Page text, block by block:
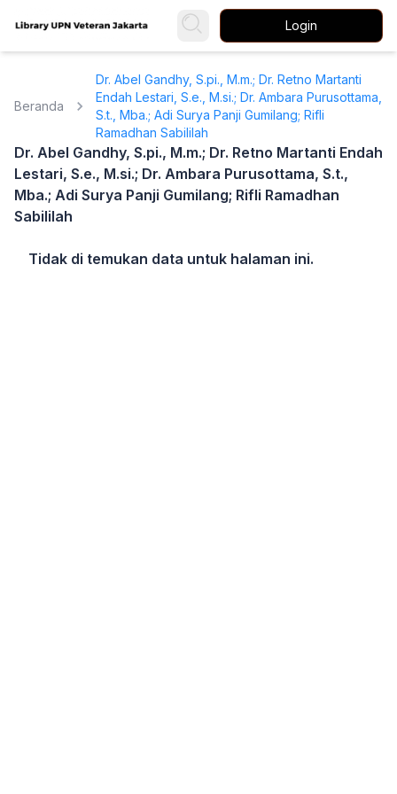
Login
Beranda
Dr. Abel Gandhy, S.pi., M.m.; Dr. Retno Martanti
Endah Lestari, S.e., M.si.; Dr. Ambara Purusottama,
S.t., Mba.; Adi Surya Panji Gumilang; Rifli
Ramadhan Sabililah
Dr. Abel Gandhy, S.pi., M.m.; Dr. Retno Martanti Endah
Lestari, S.e., M.si.; Dr. Ambara Purusottama, S.t.,
Mba.; Adi Surya Panji Gumilang; Rifli Ramadhan
Sabililah
Tidak di temukan data untuk halaman ini.